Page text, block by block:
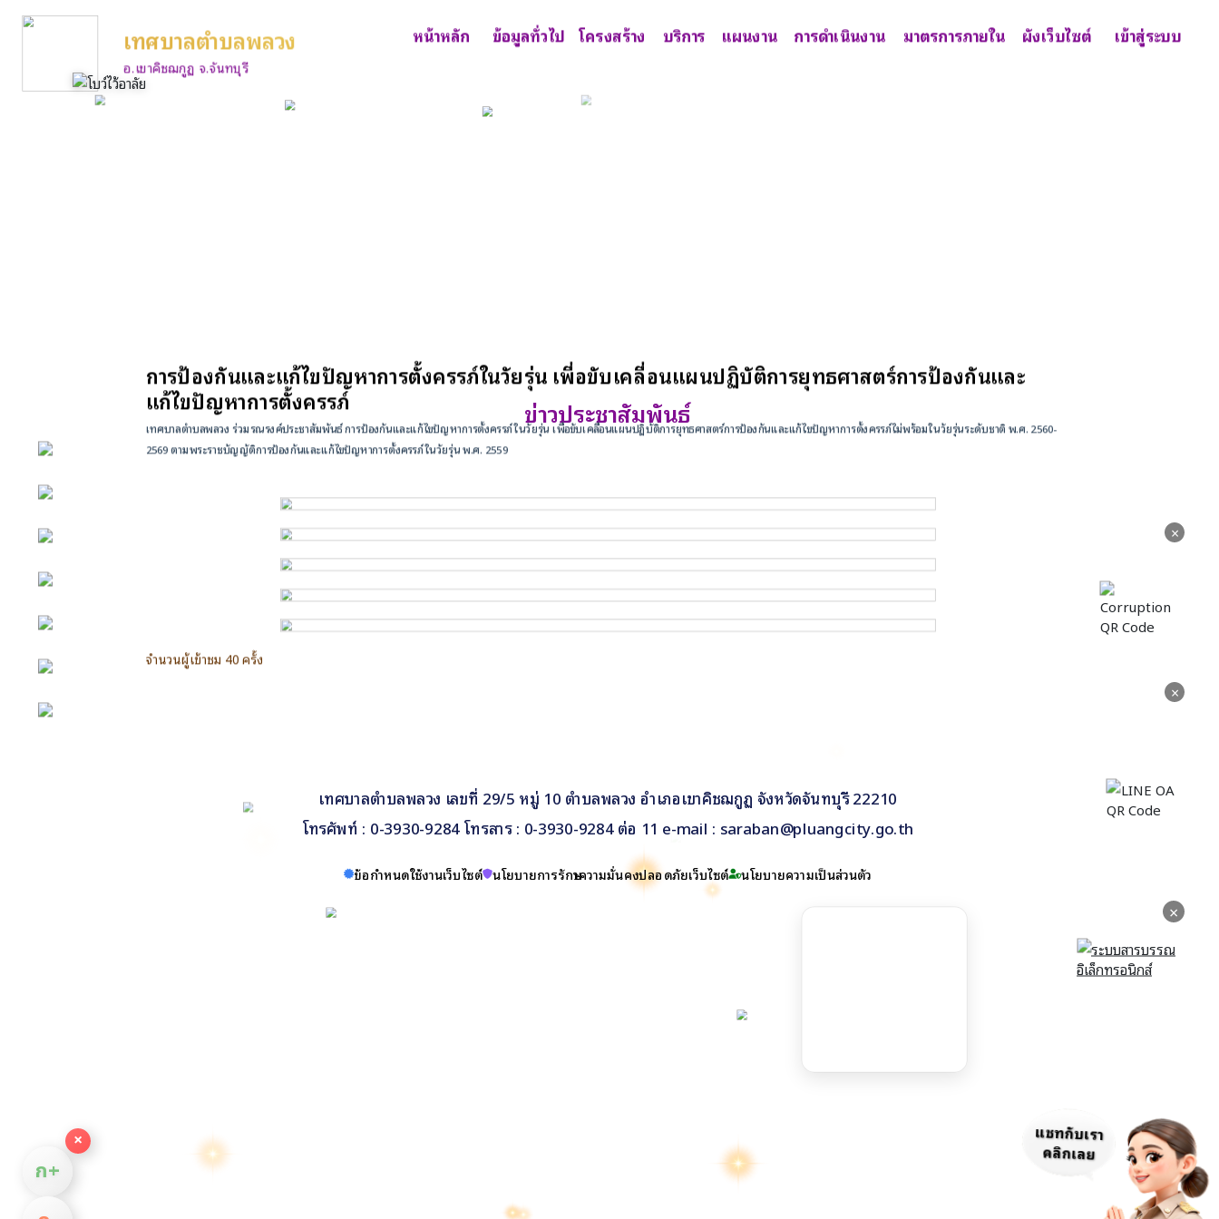
×
แชทกับเรา
คลิกเลย
เทศบาลตำบลพลวง
อ.เขาคิชฌกูฏ จ.จันทบุรี
หน้าหลัก ข้อมูลทั่วไป โครงสร้าง บริการ แผนงาน การดำเนินงาน มาตรการภายใน ผังเว็บไซต์ เข้าสู่ระบบ
ข่าวประชาสัมพันธ์
การป้องกันและแก้ไขปัญหาการตั้งครรภ์ในวัยรุ่น เพื่อขับเคลื่อนแผนปฏิบัติการยุทธศาสตร์การป้องกันและ
แก้ไขปัญหาการตั้งครรภ์
เทศบาลตำบลพลวง ร่วมรณรงค์ประชาสัมพันธ์ การป้องกันและแก้ไขปัญหาการตั้งครรภ์ในวัยรุ่น เพื่อขับเคลื่อนแผนปฏิบัติการยุทธศาสตร์การป้องกันและแก้ไขปัญหาการตั้งครรภ์ไม่พร้อมในวัยรุ่นระดับชาติ พ.ศ. 2560-
2569 ตามพระราชบัญญัติการป้องกันและแก้ไขปัญหาการตั้งครรภ์ในวัยรุ่น พ.ศ. 2559
จำนวนผู้เข้าชม 40 ครั้ง
เทศบาลตำบลพลวง เลขที่ 29/5 หมู่ 10 ตำบลพลวง อำเภอเขาคิชฌกูฏ จังหวัดจันทบุรี 22210
โทรศัพท์ : 0-3930-9284 โทรสาร : 0-3930-9284 ต่อ 11 e-mail : saraban@pluangcity.go.th
ข้อกำหนดใช้งานเว็บไซต์ นโยบายการรักษาความมั่นคงปลอดภัยเว็บไซต์ นโยบายความเป็นส่วนตัว
×
ก+
×
×